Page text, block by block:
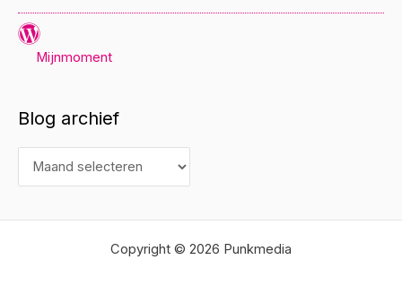
Mijnmoment
Blog archief
l
Copyright © 2026 Punkmedia